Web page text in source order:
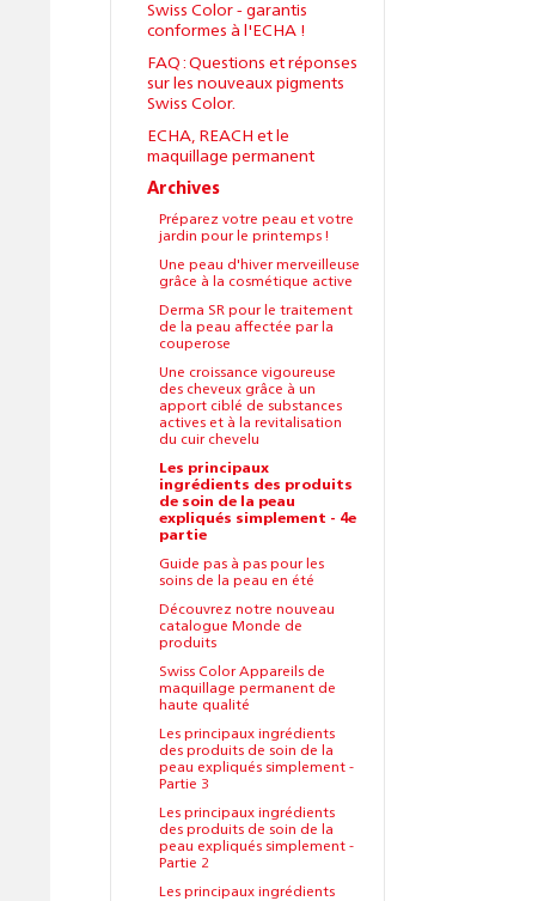
Swiss Color - garantis
conformes à l'ECHA !
FAQ : Questions et réponses
sur les nouveaux pigments
Swiss Color.
ECHA, REACH et le
maquillage permanent
Archives
Préparez votre peau et votre
jardin pour le printemps !
Une peau d'hiver merveilleuse
grâce à la cosmétique active
Derma SR pour le traitement
de la peau affectée par la
couperose
Une croissance vigoureuse
des cheveux grâce à un
apport ciblé de substances
actives et à la revitalisation
du cuir chevelu
Les principaux
ingrédients des produits
de soin de la peau
expliqués simplement - 4e
partie
Guide pas à pas pour les
soins de la peau en été
Découvrez notre nouveau
catalogue Monde de
produits
Swiss Color Appareils de
maquillage permanent de
haute qualité
Les principaux ingrédients
des produits de soin de la
peau expliqués simplement -
Partie 3
Les principaux ingrédients
des produits de soin de la
peau expliqués simplement -
Partie 2
Les principaux ingrédients